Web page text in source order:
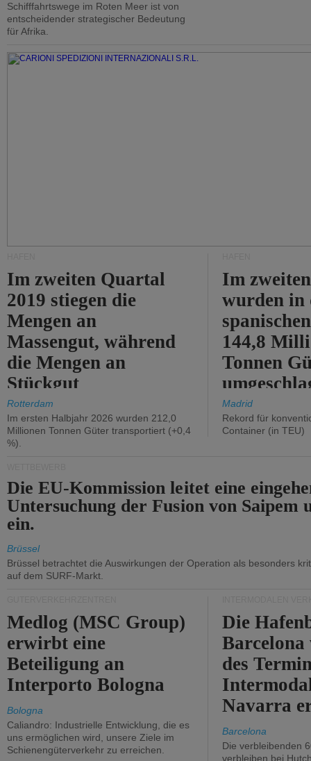
Schifffahrtswege im Roten Meer ist von
entscheidender strategischer Bedeutung
für Afrika.
Im zweiten Quartal
2019 stiegen die
Mengen an
Massengut, während
die Mengen an
Stückgut
zurückgingen.
Rotterdam
Im ersten Halbjahr 2026 wurden 212,0
Millionen Tonnen Güter transportiert (+0,4
%).
Im
wurden in
144,8
Tonnen
%).
Madrid
Rekord für
Container (in TEU)
Die EU-Kommission leitet eine
Untersuchung der Fusion von Saipem
ein.
Brüssel
Brüssel betrachtet die Auswirkungen der Operation als besonders
auf dem SURF-Markt.
Medlog (MSC Group)
erwirbt eine
Beteiligung an
Interporto Bologna
Bologna
Caliandro: Industrielle Entwicklung, die es
uns ermöglichen wird, unsere Ziele im
Schienengüterverkehr zu erreichen.
Die
des
Navarra
Barcelona
Die verbleibenden
verbleiben bei